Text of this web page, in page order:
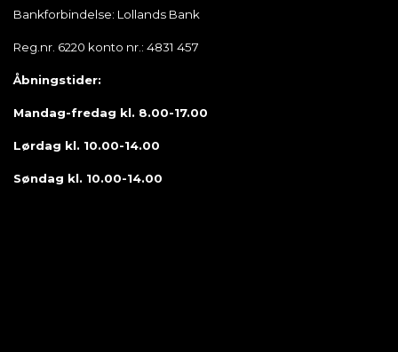
Bankforbindelse: Lollands Bank
Reg.nr. 6220 konto nr.: 4831 457
Åbningstider:
Mandag-fredag kl. 8.00-17.00
Lørdag kl. 10.00-14.00
Søndag kl. 10.00-14.00